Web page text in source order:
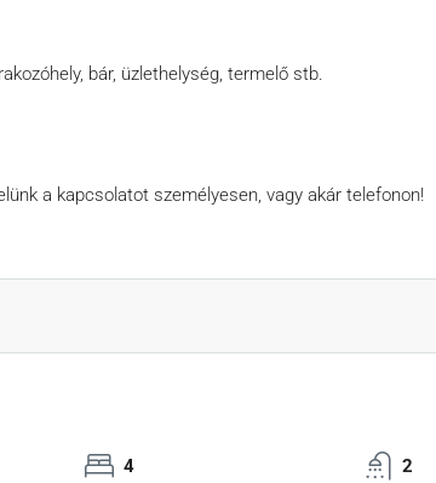
bár, üzlethelység, termelő stb.
a kapcsolatot személyesen, vagy akár telefonon!
4
2